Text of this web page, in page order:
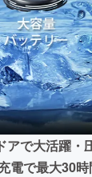
アで大活躍
電で最大30